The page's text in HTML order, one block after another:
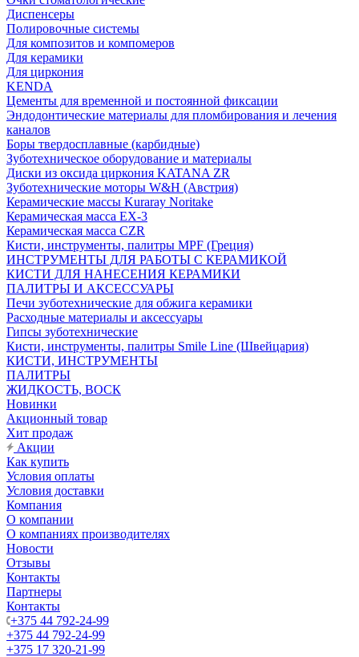
Диспенсеры
Полировочные системы
Для композитов и компомеров
Для керамики
Для циркония
KENDA
Цементы для временной и постоянной фиксации
Эндодонтические материалы для пломбирования и лечения
каналов
Боры твердосплавные (карбидные)
Зуботехническое оборудование и материалы
Диски из оксида циркония KATANA ZR
Зуботехнические моторы W&H (Австрия)
Керамические массы Kuraray Noritake
Керамическая масса EX-3
Керамическая масса CZR
Кисти, инструменты, палитры MPF (Греция)
ИНСТРУМЕНТЫ ДЛЯ РАБОТЫ С КЕРАМИКОЙ
КИСТИ ДЛЯ НАНЕСЕНИЯ КЕРАМИКИ
ПАЛИТРЫ И АКСЕССУАРЫ
Печи зуботехнические для обжига керамики
Расходные материалы и аксессуары
Гипсы зуботехнические
Кисти, инструменты, палитры Smile Line (Швейцария)
КИСТИ, ИНСТРУМЕНТЫ
ПАЛИТРЫ
ЖИДКОСТЬ, ВОСК
Новинки
Акционный товар
Хит продаж
Акции
Как купить
Условия оплаты
Условия доставки
Компания
О компании
О компаниях производителях
Новости
Отзывы
Контакты
Партнеры
Контакты
+375 44 792-24-99
+375 44 792-24-99
+375 17 320-21-99